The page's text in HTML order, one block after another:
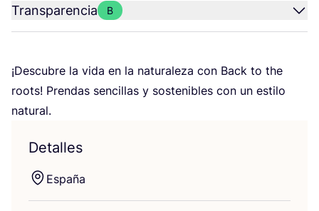
Transparencia B
¡Des­cu­bre la vida en la natu­ra­le­za con Back to the
roots! Pren­das sen­ci­llas y sos­te­ni­bles con un esti­lo
natural.
Detalles
Espa­ña